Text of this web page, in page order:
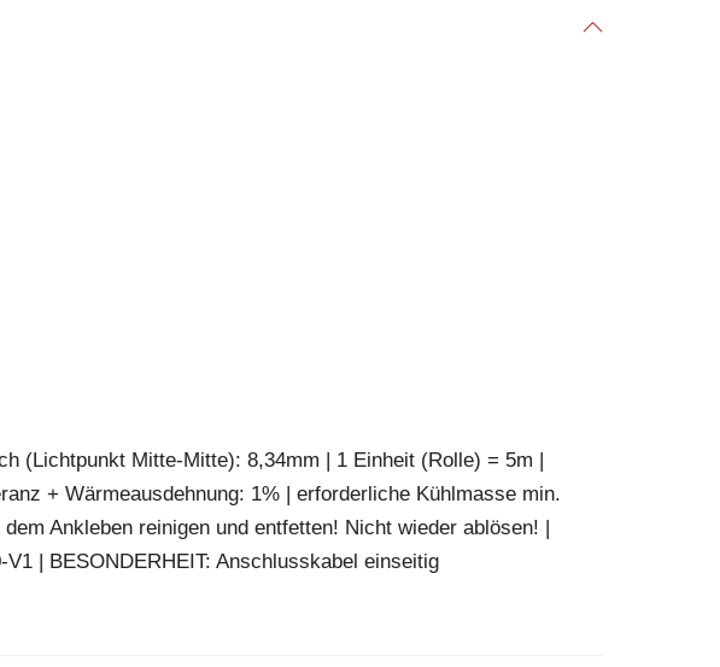
(Lichtpunkt Mitte-Mitte): 8,34mm | 1 Einheit (Rolle) = 5m |
+ Wärmeausdehnung: 1% | erforderliche Kühlmasse min.
Ankleben reinigen und entfetten! Nicht wieder ablösen! |
| BESONDERHEIT: Anschlusskabel einseitig